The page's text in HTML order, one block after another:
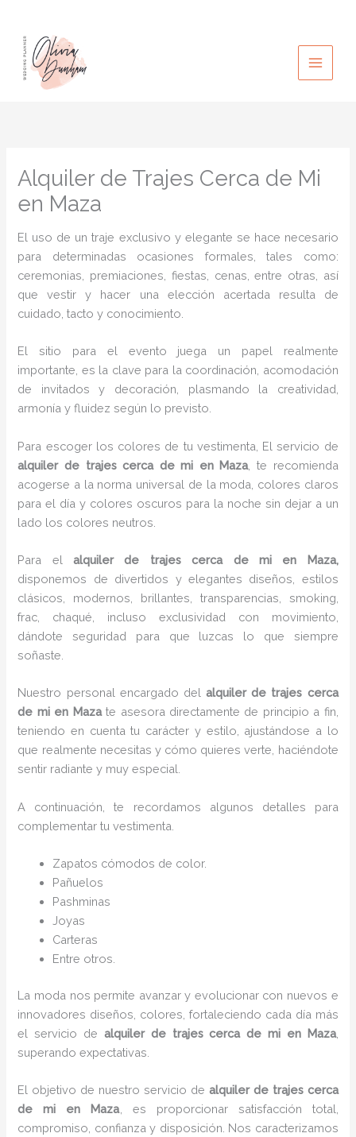
contenido
Alquiler de Trajes Cerca de Mi
en Maza
El uso de un traje exclusivo y elegante se hace necesario
para determinadas ocasiones formales, tales como:
ceremonias, premiaciones, fiestas, cenas, entre otras, así
que vestir y hacer una elección acertada resulta de
cuidado, tacto y conocimiento.
El sitio para el evento juega un papel realmente
importante, es la clave para la coordinación, acomodación
de invitados y decoración, plasmando la creatividad,
armonía y fluidez según lo previsto.
Para escoger los colores de tu vestimenta, El servicio de
alquiler de trajes cerca de mi en Maza, te recomienda
acogerse a la norma universal de la moda, colores claros
para el día y colores oscuros para la noche sin dejar a un
lado los colores neutros.
Para elalquiler de trajes cerca de mien Maza,
disponemos de divertidos y elegantes diseños, estilos
clásicos, modernos, brillantes, transparencias, smoking,
frac, chaqué, incluso exclusividad con movimiento,
dándote seguridad para que luzcas lo que siempre
soñaste.
Nuestro personal encargado delalquiler de trajes cerca
de mien Mazate asesora directamente de principio a fin,
teniendo en cuenta tu carácter y estilo, ajustándose a lo
que realmente necesitas y cómo quieres verte, haciéndote
sentir radiante y muy especial.
A continuación, te recordamos algunos detalles para
complementar tu vestimenta.
Zapatos cómodos de color.
Pañuelos
Pashminas
Joyas
Carteras
Entre otros.
La moda nos permite avanzar y evolucionar con nuevos e
innovadores diseños, colores, fortaleciendo cada día más
el servicio de alquiler de trajes cerca de mien Maza,
superando expectativas.
El objetivo de nuestro servicio de alquiler de trajes cerca
de mi
en Maza, es proporcionar satisfacción total,
compromiso, confianza y disposición. Nos caracterizamos